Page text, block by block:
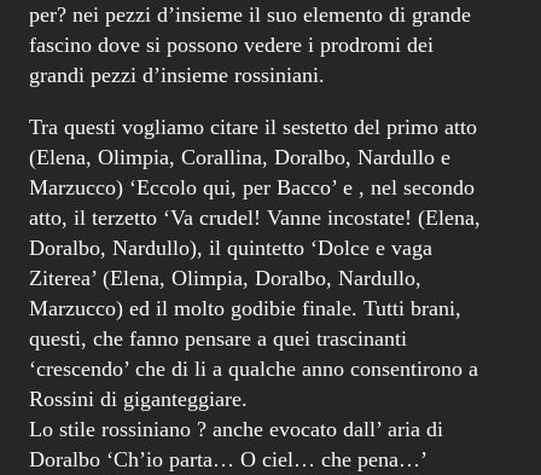
per? nei pezzi d’insieme il suo elemento di grande
fascino dove si possono vedere i prodromi dei
grandi pezzi d’insieme rossiniani.
Tra questi vogliamo citare il sestetto del primo atto
(Elena, Olimpia, Corallina, Doralbo, Nardullo e
Marzucco) ‘Eccolo qui, per Bacco’ e , nel secondo
atto, il terzetto ‘Va crudel! Vanne incostate! (Elena,
Doralbo, Nardullo), il quintetto ‘Dolce e vaga
Ziterea’ (Elena, Olimpia, Doralbo, Nardullo,
Marzucco) ed il molto godibie finale. Tutti brani,
questi, che fanno pensare a quei trascinanti
‘crescendo’ che di li a qualche anno consentirono a
Rossini di giganteggiare.
Lo stile rossiniano ? anche evocato dall’ aria di
Doralbo ‘Ch’io parta… O ciel… che pena…’